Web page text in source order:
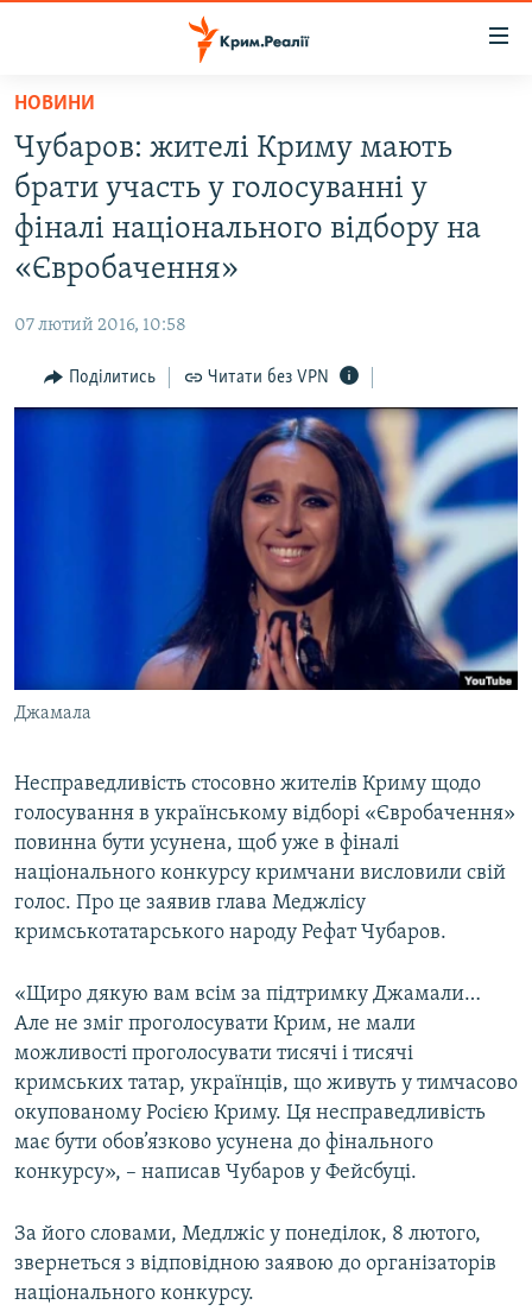
Перейти
основного
матеріалу
Перейти
до
основної
Перейти
пошуку
НОВИНИ
ВОДА.КРИМ
ВІДЕО ТА ФОТО
ПОЛІТИКА
ІНТЕРВ'Ю
УКРАЇНСЬКА ПРОБЛЕМА КРИМУ
ІНФОГРАФІКА
ЯК ОБІЙТИ БЛОКУВАННЯ
Усі сайти RFE/RL
НОВИНИ
Чубаров: жителі Криму мають
брати участь у голосуванні у
фіналі національного відбору на
«Євробачення»
07 лютий 2016, 10:58
Поділитись Читати без VPN
Джамала
Несправедливість стосовно жителів Криму щодо
голосування в українському відборі «Євробачення»
повинна бути усунена, щоб уже в фіналі
національного конкурсу кримчани висловили свій
голос. Про це заявив глава Меджлісу
кримськотатарського народу Рефат Чубаров.
«Щиро дякую вам всім за підтримку Джамали…
Але не зміг проголосувати Крим, не мали
можливості проголосувати тисячі і тисячі
кримських татар, українців, що живуть у тимчасово
окупованому Росією Криму. Ця несправедливість
має бути обов’язково усунена до фінального
конкурсу», – написав Чубаров у Фейсбуці.
За його словами, Медлжіс у понеділок, 8 лютого,
звернеться з відповідною заявою до організаторів
національного конкурсу.